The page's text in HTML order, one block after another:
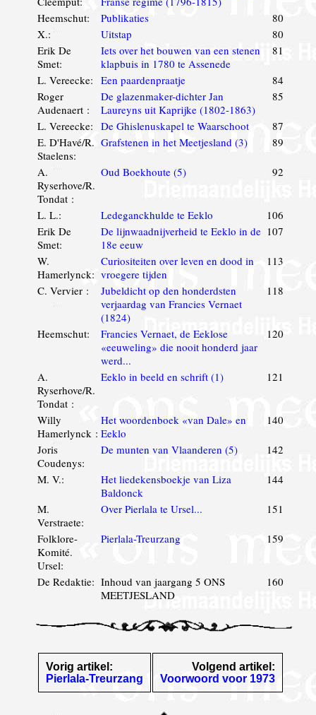
Heemschut: Publikaties
80
X.:
Uitstap
80
Erik De
Smet:
Iets over het bouwen van een stenen
klapbuis in 1780 te Assenede
81
L. Vereecke: Een paardenpraatje
84
Roger
Audenaert :
De glazenmaker-dichter Jan
Laureyns uit Kaprijke (1802-1863)
85
L. Vereecke: De Ghislenuskapel te Waarschoot
87
E. D'Havé/R.
Staelens:
Grafstenen in het Meetjesland (3) 89
A.
Ryserhove/R.
Tondat :
Oud Boekhoute (5) 92
L. L.: Ledeganckhulde te Eeklo
106
Erik De
Smet:
De lijnwaadnijverheid te Eeklo in de
18e eeuw
107
W.
Hamerlynck:
Curiositeiten over leven en dood in
vroegere tijden
113
C. Vervier :
Jubeldicht op den honderdsten
verjaardag van Francies Vernaet
(1824)
118
Heemschut:
Francies Vernaet, de Eeklose
«eeuweling» die nooit honderd jaar
werd...
120
A.
Ryserhove/R.
Tondat :
Eeklo in beeld en schrift (1) 121
Willy
Hamerlynck :
Het woordenboek «van Dale» en
Eeklo
140
Joris
Coudenys:
De munten van Vlaanderen (5) 142
M. V.:
Het liedekensboekje van Liza
Baldonck
144
M.
Verstraete:
Over Pierlala te Ursel... 151
Folklore-
Komité.
Ursel:
Pierlala-Treurzang 159
De Redaktie: Inhoud van jaargang 5 ONS
MEETJESLAND
160
Vorig artikel:
Pierlala-Treurzang
Volgend artikel:
Voorwoord voor 1973